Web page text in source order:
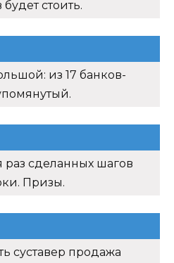
стоить.
из 17 банков-
раз сделанных шагов
Призы.
суставер продажа